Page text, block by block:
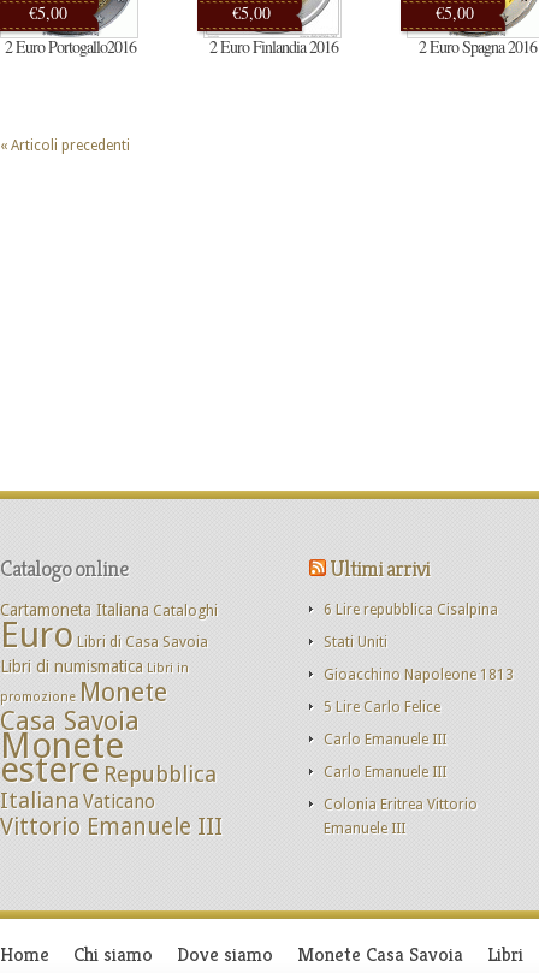
€5,00
2 Euro Portogallo2016
€5,00
2 Euro Finlandia 2016
€5,00
2 Euro Spagna 2016
« Articoli precedenti
Catalogo online
Cartamoneta Italiana Cataloghi
Euro Libri di Casa Savoia
Libri di numismatica Libri in
promozione Monete
Casa Savoia
Monete
estere Repubblica
ItalianaVaticano
Vittorio Emanuele III
Ultimi arrivi
6 Lire repubblica Cisalpina
Stati Uniti
Gioacchino Napoleone 1813
5 Lire Carlo Felice
Carlo Emanuele III
Carlo Emanuele III
Colonia Eritrea Vittorio
Emanuele III
Home Chi siamo Dove siamo Monete Casa Savoia Libri